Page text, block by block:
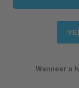
Wanneer u